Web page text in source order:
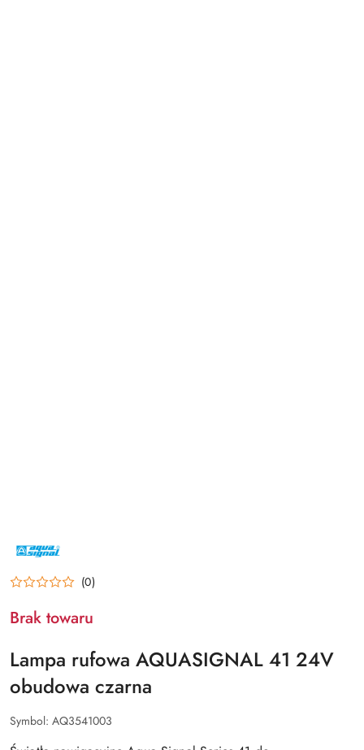
NAZWA
PRODUCENTA:
SIGNAL (0)
Brak towaru
Lampa rufowa AQUASIGNAL 41 24V
obudowa czarna
Symbol: AQ3541003